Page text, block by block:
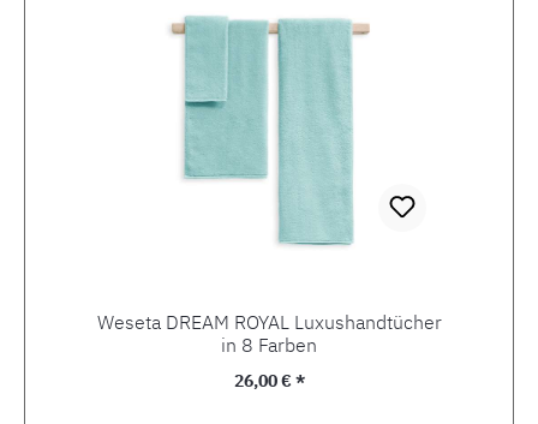
Weseta DREAM ROYAL Luxushandtücher
in 8 Farben
Regulärer Preis:
26,00 € *